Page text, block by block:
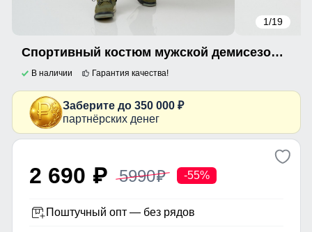
1/19
Спортивный костюм мужской демисезонный на флисе бежевого цвета 336B
В наличии Гарантия качества!
Заберите до 350 000 ₽
партнёрских денег
2 690 p 5990p -55%
Поштучный опт — без рядов